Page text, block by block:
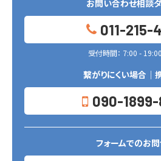
お問い合わせ相談
011-215-
受付時間： 7:00 - 19:00
繋がりにくい場合｜
090-
フォームでのお